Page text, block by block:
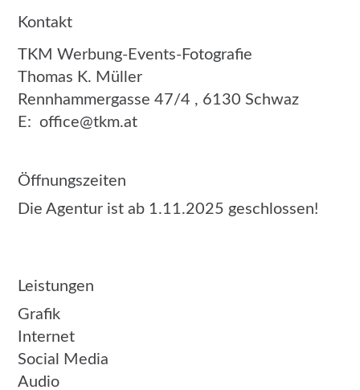
TKM Werbung-Events-Fotografie
Thomas K. Müller
Rennhammergasse 47/4 , 6130 Schwaz
E: office@tkm.at
Die Agentur ist ab 1.11.2025 geschlossen!
Grafik
Internet
Social Media
Audio
Kontakt
Öffnungszeiten
Leistungen